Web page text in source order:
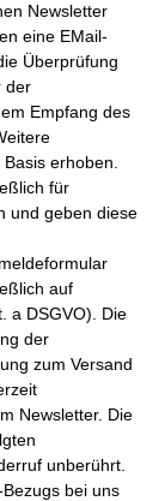
Newsletter
eine EMail-
Überprüfung
der
Empfang des
erhoben.
für
und geben diese
auf
a DSGVO). Die
der
zum Versand
Newsletter. Die
unberührt.
bei uns